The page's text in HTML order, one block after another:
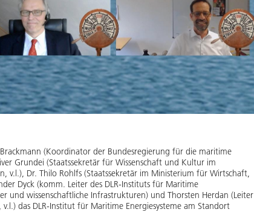
(Koordinator der Bundesregierung für die maritime
Grundei (Staatssekretär für Wissenschaft und Kultur im
v.l.), Dr. Thilo Rohlfs (Staatssekretär im Ministerium für Wirtschaft,
Dyck (komm. Leiter des DLR-Instituts für Maritime
und wissenschaftliche Infrastrukturen) und Thorsten Herdan (Leiter
das DLR-Institut für Maritime Energiesysteme am Standort